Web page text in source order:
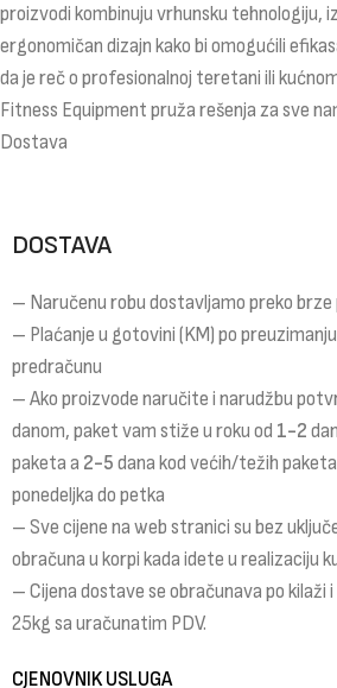
proizvodi kombinuju vrhunsku tehnologiju,
ergonomičan dizajn kako bi omogućili
da je reč o profesionalnoj teretani ili
Fitness Equipment pruža rešenja za sve
Dostava
DOSTAVA
– Naručenu robu dostavljamo preko brze
– Plaćanje u gotovini (KM) po
predračunu
– Ako proizvode naručite i narudžbu
danom, paket vam stiže u roku od 1-2
paketa a 2-5 dana kod većih/težih
ponedeljka do petka
– Sve cijene na web stranici su bez
obračuna u korpi kada idete u realizaciju
– Cijena dostave se obračunava po kilaži
25kg sa uračunatim PDV.
CJENOVNIK USLUGA